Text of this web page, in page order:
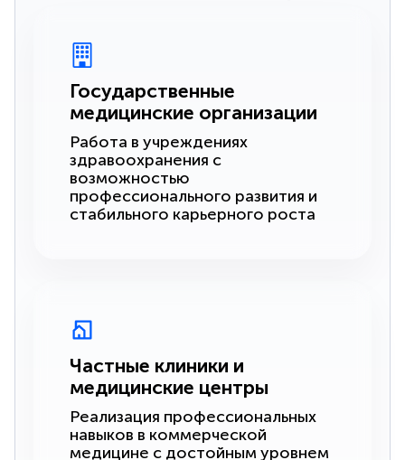
Государственные
медицинские организации
Работа в учреждениях
здравоохранения с
возможностью
профессионального развития и
стабильного карьерного роста
Частные клиники и
медицинские центры
Реализация профессиональных
навыков в коммерческой
медицине с достойным уровнем